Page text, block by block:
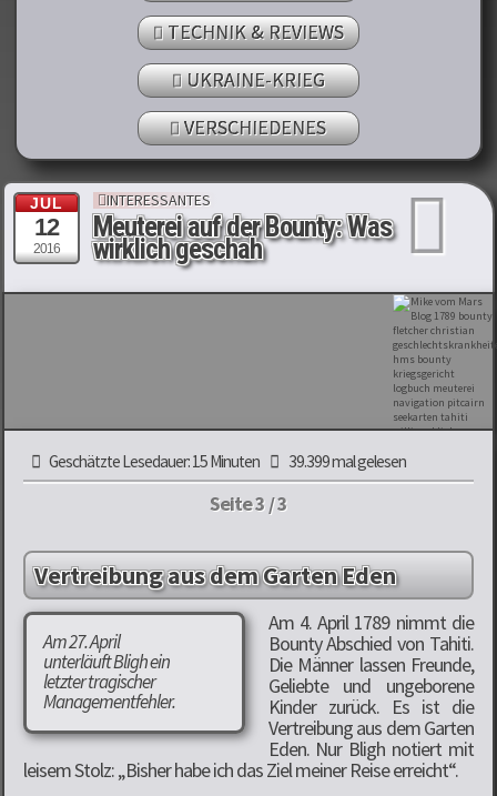
TECHNIK & REVIEWS
UKRAINE-KRIEG
VERSCHIEDENES
JUL
12
2016
INTERESSANTES
Meuterei auf der Bounty: Was
wirklich geschah
Geschätzte Lesedauer: 15 Minuten 39.399 mal gelesen
Seite 3 / 3
Vertreibung aus dem Garten Eden
Am 27. April
unterläuft Bligh ein
letzter tragischer
Managementfehler.
Am 4. April 1789 nimmt die
Bounty Abschied von Tahiti.
Die Männer lassen Freunde,
Geliebte und ungeborene
Kinder zurück. Es ist die
Vertreibung aus dem Garten
Eden. Nur Bligh notiert mit
leisem Stolz: „Bisher habe ich das Ziel meiner Reise erreicht“.